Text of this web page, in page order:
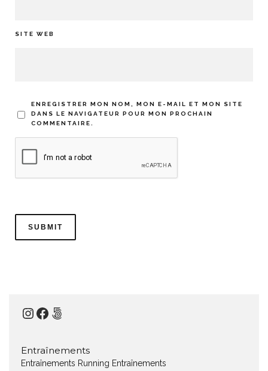
SITE WEB
ENREGISTRER MON NOM, MON E-MAIL ET MON SITE
DANS LE NAVIGATEUR POUR MON PROCHAIN
COMMENTAIRE.
Instagram
Facebook
500px
Entraînements
Entraînements Running Entraînements